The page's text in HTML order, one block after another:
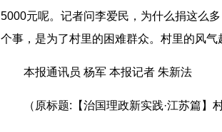
5000元呢。记者问李爱民，为什么捐这么
个事，是为了村里的困难群众。村里的风气
本报通讯员 杨军 本报记者 朱新法
（原标题:【治国理政新实践·江苏篇】村